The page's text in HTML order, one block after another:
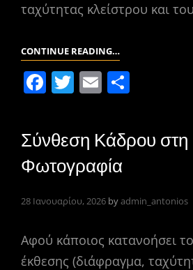
ταχύτητας κλείστρου και
CONTINUE READING…
ΦΊΛΤΡΑ:
ΤΟΥ
F
c
e
b
o
k
T
er
E
ai
l α
τε
ίτ
ε
Σύνθεση Κάδρου στη
Φωτογραφία
28 Ιανουαρίου, 2026 byadmin_antonios
Αφού κάποιος κατανοήσει
έκθεσης (διάφραγμα,